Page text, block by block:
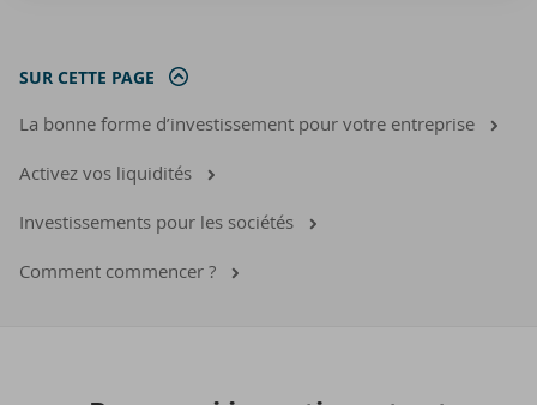
SUR CETTE PAGE
La bonne forme d’investissement pour votre entreprise
Activez vos liquidités
Investissements pour les sociétés
Comment commencer ?